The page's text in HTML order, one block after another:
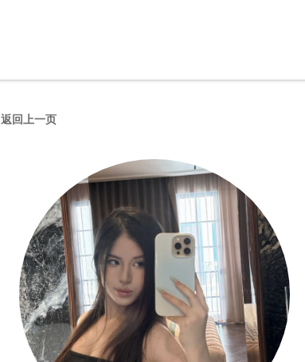
返回上一页